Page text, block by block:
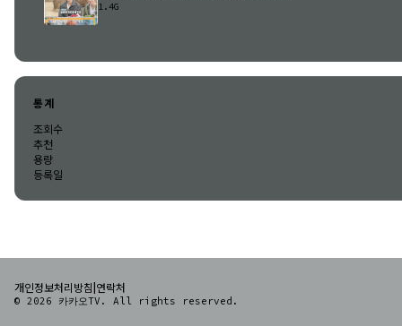
1.4G
통계
조회수
추천
용량
등록일
개인정보처리방침 연락처
© 2026 카카오TV. All rights reserved.